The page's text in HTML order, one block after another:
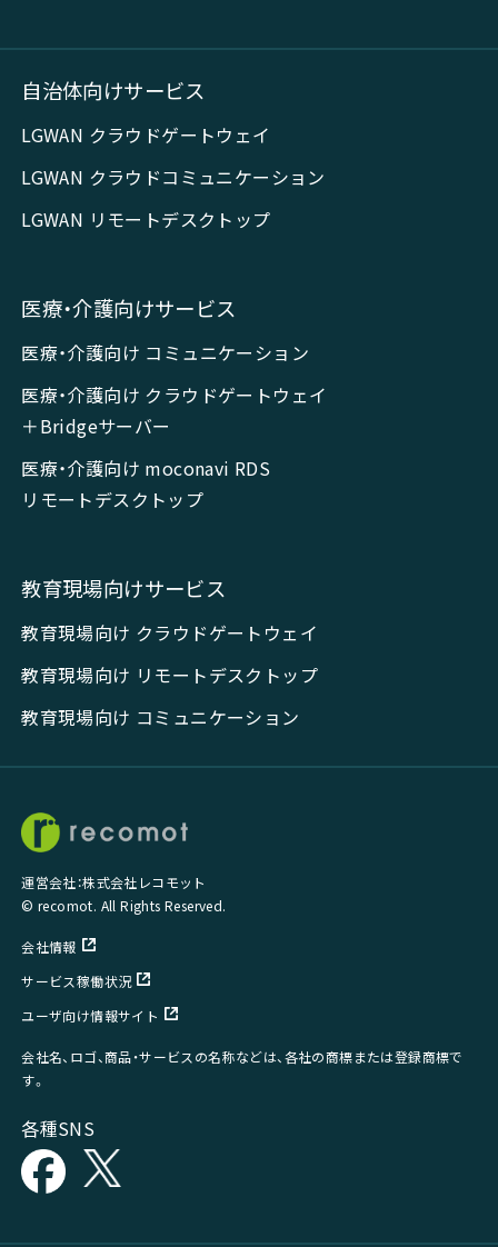
自治体向けサービス
LGWAN クラウドゲートウェイ
LGWAN クラウドコミュニケーション
LGWAN リモートデスクトップ
医療・介護向けサービス
医療・介護向け コミュニケーション
医療・介護向け クラウドゲートウェイ
＋Bridgeサーバー
医療・介護向け moconavi RDS
リモートデスクトップ
教育現場向けサービス
教育現場向け クラウドゲートウェイ
教育現場向け リモートデスクトップ
教育現場向け コミュニケーション
運営会社：株式会社レコモット
© recomot. All Rights Reserved.
会社情報
サービス稼働状況
ユーザ向け情報サイト
会社名、ロゴ、商品・サービスの名称などは、各社の商標または登録商標で
す。
各種SNS